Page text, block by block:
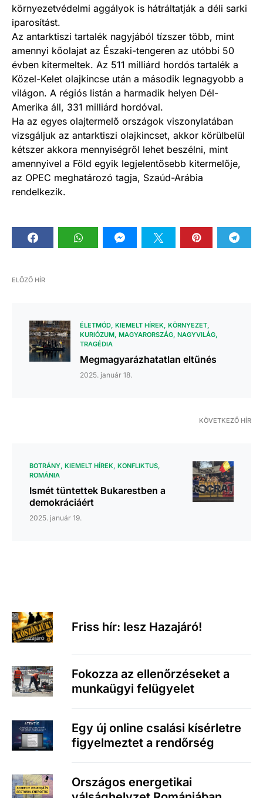
környezetvédelmi aggályok is hátráltatják a déli sarki
iparosítást.
Az antarktiszi tartalék nagyjából tízszer több, mint
amennyi kőolajat az Északi-tengeren az utóbbi 50
évben kitermeltek. Az 511 milliárd hordós tartalék a
Közel-Kelet olajkincse után a második legnagyobb a
világon. A régiós listán a harmadik helyen Dél-
Amerika áll, 331 milliárd hordóval.
Ha az egyes olajtermelő országok viszonylatában
vizsgáljuk az antarktiszi olajkincset, akkor körülbelül
kétszer akkora mennyiségről lehet beszélni, mint
amennyivel a Föld egyik legjelentősebb kitermelője,
az OPEC meghatározó tagja, Szaúd-Arábia
rendelkezik.
ELŐZŐ HÍR
ÉLETMÓD KIEMELT HÍREK KÖRNYEZET
KURIÓZUM MAGYARORSZÁG NAGYVILÁG
TRAGÉDIA
Megmagyarázhatatlan eltűnés
2025. január 18.
KÖVETKEZŐ HÍR
BOTRÁNY KIEMELT HÍREK KONFLIKTUS
ROMÁNIA
Ismét tüntettek Bukarestben a
demokráciáért
2025. január 19.
Friss hír: lesz Hazajáró!
Fokozza az ellenőrzéseket a
munkaügyi felügyelet
Egy új online csalási kísérletre
figyelmeztet a rendőrség
Országos energetikai